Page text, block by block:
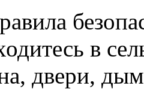
в
двери,